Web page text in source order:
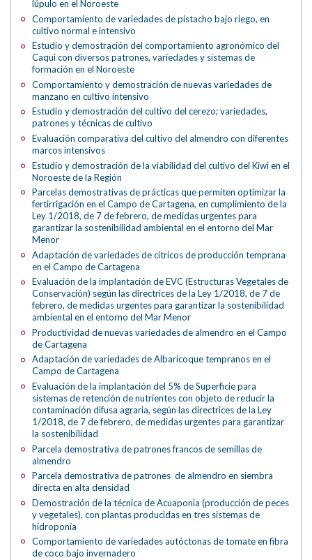
lúpulo en el Noroeste
Comportamiento de variedades de pistacho bajo riego, en
cultivo normal e intensivo
Estudio y demostración del comportamiento agronómico del
Caqui con diversos patrones, variedades y sistemas de
formación en el Noroeste
Comportamiento y demostración de nuevas variedades de
manzano en cultivo intensivo
Estudio y demostración del cultivo del cerezo; variedades,
patrones y técnicas de cultivo
Evaluación comparativa del cultivo del almendro con diferentes
marcos intensivos
Estudio y demostración de la viabilidad del cultivo del Kiwi en el
Noroeste de la Región
Parcelas demostrativas de prácticas que permiten optimizar la
fertirrigación en el Campo de Cartagena, en cumplimiento de la
Ley 1/2018, de 7 de febrero, de medidas urgentes para
garantizar la sostenibilidad ambiental en el entorno del Mar
Menor
Adaptación de variedades de cítricos de producción temprana
en el Campo de Cartagena
Evaluación de la implantación de EVC (Estructuras Vegetales de
Conservación) según las directrices de la Ley 1/2018, de 7 de
febrero, de medidas urgentes para garantizar la sostenibilidad
ambiental en el entorno del Mar Menor
Productividad de nuevas variedades de almendro en el Campo
de Cartagena
Adaptación de variedades de Albaricoque tempranos en el
Campo de Cartagena
Evaluación de la implantación del 5% de Superficie para
sistemas de retención de nutrientes con objeto de reducir la
contaminación difusa agraria, según las directrices de la Ley
1/2018, de 7 de febrero, de medidas urgentes para garantizar
la sostenibilidad
Parcela demostrativa de patrones francos de semillas de
almendro
Parcela demostrativa de patrones de almendro en siembra
directa en alta densidad
Demostración de la técnica de Acuaponia (producción de peces
y vegetales), con plantas producidas en tres sistemas de
hidroponía
Comportamiento de variedades autóctonas de tomate en fibra
de coco bajo invernadero